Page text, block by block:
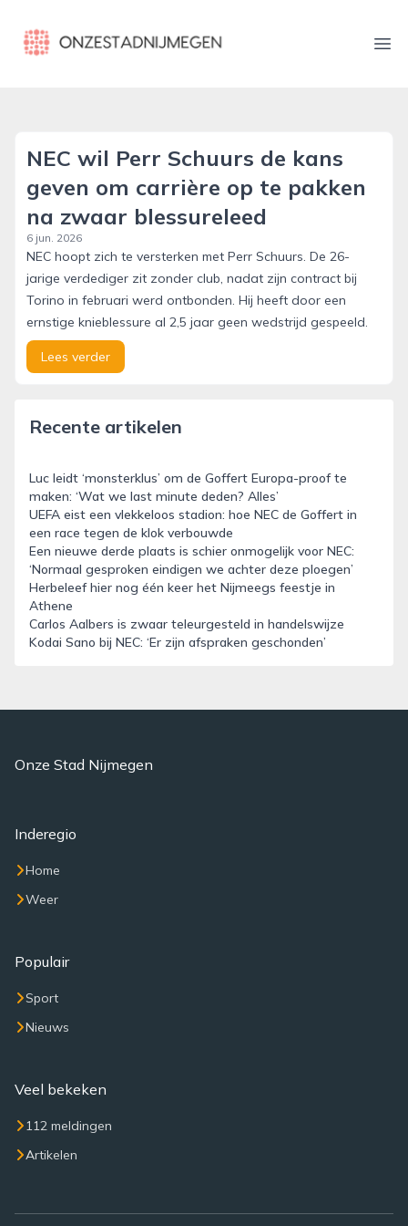
onzestadnijmegen.nl
NEC wil Perr Schuurs de kans
geven om carrière op te pakken
na zwaar blessureleed
6 jun. 2026
NEC hoopt zich te versterken met Perr Schuurs. De 26-
jarige verdediger zit zonder club, nadat zijn contract bij
Torino in februari werd ontbonden. Hij heeft door een
ernstige knieblessure al 2,5 jaar geen wedstrijd gespeeld.
Lees verder
Recente artikelen
Luc leidt ‘monsterklus’ om de Goffert Europa-proof te
maken: ‘Wat we last minute deden? Alles’
UEFA eist een vlekkeloos stadion: hoe NEC de Goffert in
een race tegen de klok verbouwde
Een nieuwe derde plaats is schier onmogelijk voor NEC:
‘Normaal gesproken eindigen we achter deze ploegen’
Herbeleef hier nog één keer het Nijmeegs feestje in
Athene
Carlos Aalbers is zwaar teleurgesteld in handelswijze
Kodai Sano bij NEC: ‘Er zijn afspraken geschonden’
Onze Stad Nijmegen
Inderegio
Home
Weer
Populair
Sport
Nieuws
Veel bekeken
112 meldingen
Artikelen